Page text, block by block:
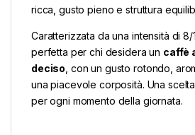
ricca, gusto pieno e struttura
Caratterizzata da una intensità di 8/
perfetta per chi desidera un caffè
deciso , con un gusto rotondo,
una piacevole corposità. Una
per ogni momento della giornata.